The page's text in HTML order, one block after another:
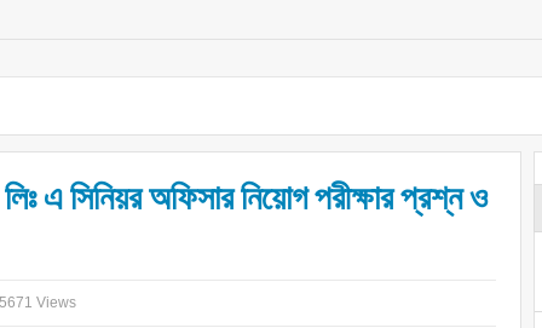
এ সিনিয়র অফিসার নিয়োগ পরীক্ষার প্রশ্ন ও
5671 Views